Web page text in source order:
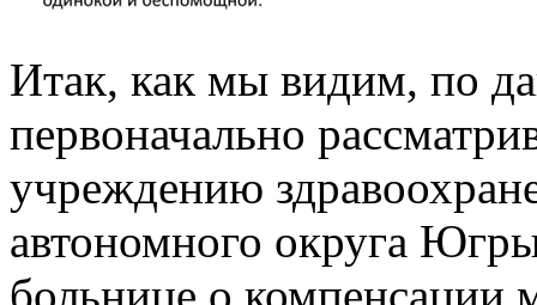
Итак, как мы видим, по
первоначально
учреждению
автономного округа